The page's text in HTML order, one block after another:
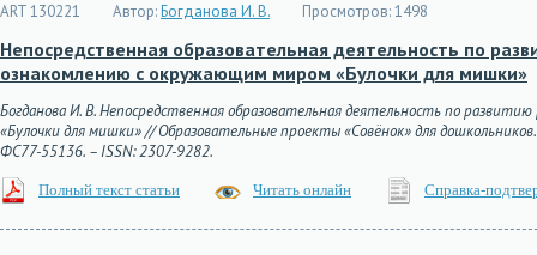
ART 130221 Автор:Богданова И. В. Просмотров:1498
Непосредственная образовательная деятельность по
ознакомлению с окружающим миром «Булочки для мишки»
Богданова И. В. Непосредственная образовательная деятельность по
«Булочки для мишки» // Образовательные проекты «Совёнок» для
ФС77-55136. – ISSN: 2307-9282.
Полный текст статьи Читать онлайн Справка-